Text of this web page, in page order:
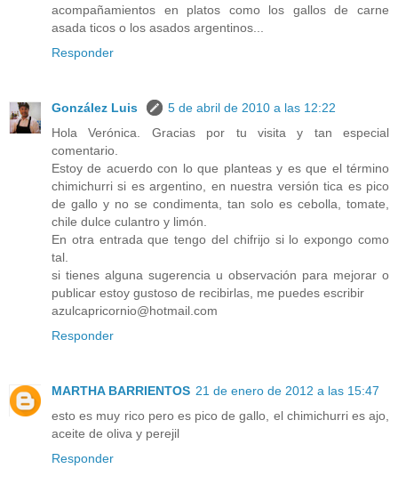
acompañamientos en platos como los gallos de carne
asada ticos o los asados argentinos...
Responder
González Luis
5 de abril de 2010 a las 12:22
Hola Verónica. Gracias por tu visita y tan especial
comentario.
Estoy de acuerdo con lo que planteas y es que el término
chimichurri si es argentino, en nuestra versión tica es pico
de gallo y no se condimenta, tan solo es cebolla, tomate,
chile dulce culantro y limón.
En otra entrada que tengo del chifrijo si lo expongo como
tal.
si tienes alguna sugerencia u observación para mejorar o
publicar estoy gustoso de recibirlas, me puedes escribir
azulcapricornio@hotmail.com
Responder
MARTHA BARRIENTOS 21 de enero de 2012 a las 15:47
esto es muy rico pero es pico de gallo, el chimichurri es ajo,
aceite de oliva y perejil
Responder